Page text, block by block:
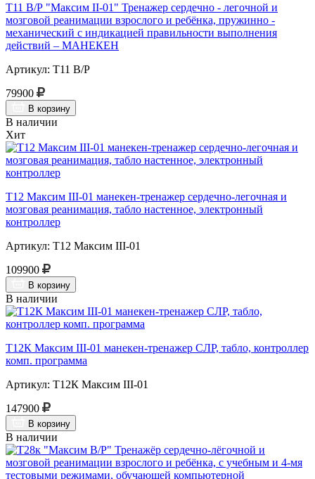
Т11 В/Р "Максим II-01" Тренажер сердечно - легочной и
мозговой реанимации взрослого и ребёнка, пружинно -
механический с индикацией правильности выполнения
действий – МАНЕКЕН
Артикул: Т11 В/Р
79900
В корзину
В наличии
Хит
Т12 Максим III-01 манекен-тренажер сердечно-легочная и
мозговая реанимация, табло настенное, электронный
контроллер
Артикул: Т12 Максим III-01
109900
В корзину
В наличии
Т12К Максим III-01 манекен-тренажер СЛР, табло, контроллер
комп. программа
Артикул: Т12К Максим III-01
147900
В корзину
В наличии